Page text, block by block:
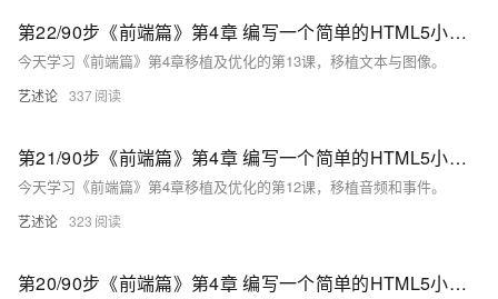
第22/90步《前端篇》第4章 编写一个简单的HTML5小游戏：移植及优化 第13课
今天学习《前端篇》第4章移植及优化的第13课，移植文本与图像。
艺述论 337
第21/90步《前端篇》第4章 编写一个简单的HTML5小游戏：移植及优化 第12课
今天学习《前端篇》第4章移植及优化的第12课，移植音频和事件。
艺述论 323
第20/90步《前端篇》第4章 编写一个简单的HTML5小游戏：移植及优化 第11课